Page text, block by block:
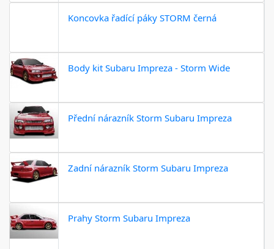
Koncovka řadící páky STORM černá
Body kit Subaru Impreza - Storm Wide
Přední nárazník Storm Subaru Impreza
Zadní nárazník Storm Subaru Impreza
Prahy Storm Subaru Impreza